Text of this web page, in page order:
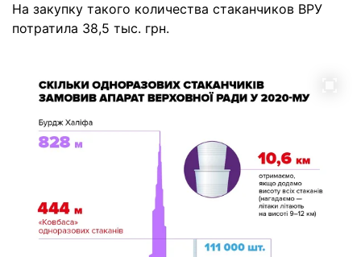
На закупку такого количества стаканчиков ВРУ
потратила 38,5 тыс. грн.